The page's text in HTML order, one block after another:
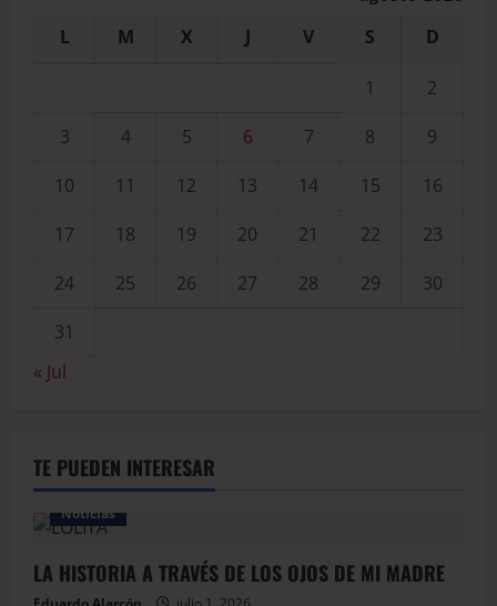
L M X J V S D
1
2
3
4 5 6 7 8
9
10
11 12 13 14 15
16
17
18 19 20 21 22
23
24
25 26 27 28 29
30
31
« Jul
TE PUEDEN INTERESAR
Noticias
LA HISTORIA A TRAVÉS DE LOS OJOS DE MI MADRE